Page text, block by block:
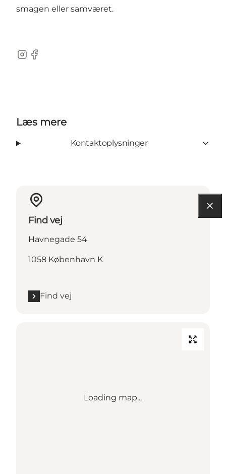
smagen eller samværet.
Instagram
Facebook
Læs mere
Kontaktoplysninger
Find vej
Havnegade 54
1058 København K
Find vej
Loading map...